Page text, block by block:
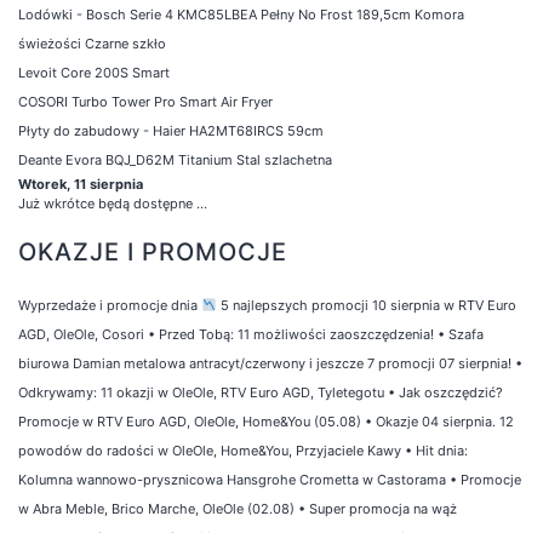
Lodówki - Bosch Serie 4 KMC85LBEA Pełny No Frost 189,5cm Komora
świeżości Czarne szkło
Levoit Core 200S Smart
COSORI Turbo Tower Pro Smart Air Fryer
Płyty do zabudowy - Haier HA2MT68IRCS 59cm
Deante Evora BQJ_D62M Titanium Stal szlachetna
Wtorek, 11 sierpnia
Już wkrótce będą dostępne ...
OKAZJE I PROMOCJE
Wyprzedaże i promocje dnia
5 najlepszych promocji 10 sierpnia w RTV Euro
AGD, OleOle, Cosori • Przed Tobą: 11 możliwości zaoszczędzenia! • Szafa
biurowa Damian metalowa antracyt/czerwony i jeszcze 7 promocji 07 sierpnia! •
Odkrywamy: 11 okazji w OleOle, RTV Euro AGD, Tyletegotu • Jak oszczędzić?
Promocje w RTV Euro AGD, OleOle, Home&You (05.08) • Okazje 04 sierpnia. 12
powodów do radości w OleOle, Home&You, Przyjaciele Kawy • Hit dnia:
Kolumna wannowo-prysznicowa Hansgrohe Crometta w Castorama • Promocje
w Abra Meble, Brico Marche, OleOle (02.08) • Super promocja na wąż